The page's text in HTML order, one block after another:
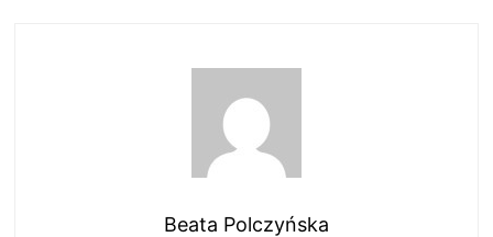
Beata Polczyńska